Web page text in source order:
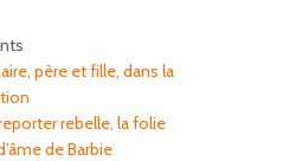
père et fille, dans la
rebelle, la folie
de Barbie